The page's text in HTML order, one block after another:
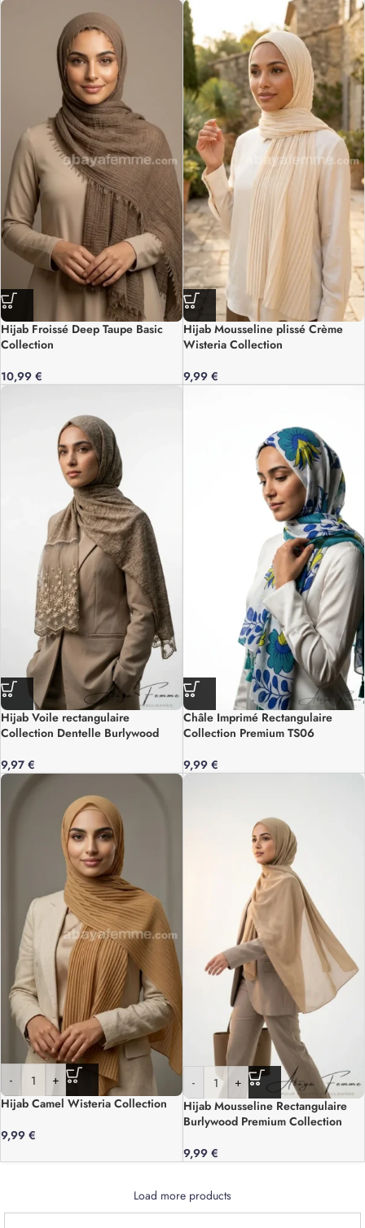
Hijab Froissé Deep Taupe Basic
Collection
10,99 €
Hijab Mousseline plissé Crème
Wisteria Collection
9,99 €
Hijab Voile rectangulaire
Collection Dentelle Burlywood
9,97 €
Châle Imprimé Rectangulaire
Collection Premium TS06
9,99 €
-
+
Hijab Camel Wisteria Collection
9,99 €
-
+
Hijab Mousseline Rectangulaire
Burlywood Premium Collection
9,99 €
Load more products